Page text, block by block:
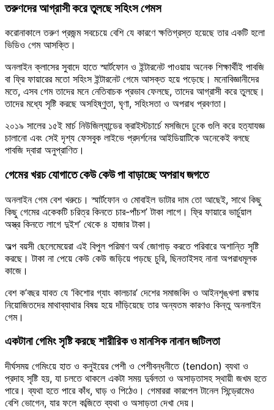
তরুণদের আগ্রাসী করে তুলছে সহিংস গেমস
করোনাকালে তরুণ প্রজন্ম সবচেয়ে বেশি যে কারণে ক্ষতিগ্রস্ত হয়েছে তার একটি হলো
ভিডিও গেম আসক্তি।
অনলাইন ক্লাসের সুবাদে হাতে স্মার্টফোন ও ইন্টারনেট পাওয়ায় অনেক শিক্ষার্থীই পাবজি
বা ফ্রি ফায়ারের মতো সহিংস ইন্টারনেট গেমে আসক্ত হয়ে পড়েছে। মনোবিজ্ঞানীদের
মতে, এসব গেম তাদের মনে নেতিবাচক প্রভাব ফেলছে, তাদের আগ্রাসী করে তুলছে।
তাদের মধ্যে সৃষ্টি করছে অসহিষ্ণুতা, ঘৃণা, সহিংসতা ও অপরাধ প্রবণতা।
২০১৯ সালের ১৫ই মার্চ নিউজিল্যান্ডের ক্রাইস্টচার্চে মসজিদে ঢুকে গুলি করে হত্যাযজ্ঞ
চালানো এবং সেই দৃশ্য ফেসবুক লাইভে প্রদর্শনের আইডিয়াটিকে অনেকেই বলছে
পাবজি দ্বারা অনুপ্রাণিত।
গেমের খরচ যোগাতে কেউ কেউ পা বাড়াচ্ছে অপরাধ জগতে
অনলাইন গেম বেশ খরুচে। স্মার্টফোন ও মোবাইল ডাটার দাম তো আছেই, সাথে কিছু
কিছু গেমের একেকটি চরিত্র কিনতে চার-পাঁচশ’ টাকা লাগে। ফ্রি ফায়ারে ভার্চুয়াল
অস্ত্র কিনতে লাগে দুইশ’ থেকে ৪ হাজার টাকা।
অল্প বয়সী ছেলেমেয়েরা এই বিপুল পরিমাণ অর্থ জোগাড় করতে পরিবারে অশান্তি সৃষ্টি
করছে। টাকা না পেয়ে কেউ কেউ জড়িয়ে পড়ছে চুরি, ছিনতাইসহ নানা অপরাধমূলক
কাজে।
বেশ ক’বছর যাবত যে ‘কিশোর গ্যাং কালচার’ দেশের সমাজবিদ ও আইনশৃঙ্খলা রক্ষায়
নিয়োজিতদের মাথাব্যাথার বিষয় হয়ে দাঁড়িয়েছে তার অন্যতম কারণও কিন্তু অনলাইন
গেম।
একটানা গেমিং সৃষ্টি করছে শারীরিক ও মানসিক নানান জটিলতা
দীর্ঘসময় গেমিংয়ে হাত ও কনুইয়ের পেশী ও পেশীবন্ধনীতে (tendon) ব্যথা ও
প্রদাহ সৃষ্টি হয়, যা চলতে থাকলে একটা সময় দুর্বলতা ও অসাড়তাসহ স্থায়ী জখম হতে
পারে। ব্যথা হতে পারে কাঁধ, ঘাড় ও পিঠেও। গেমাররা কারপেল টানেল সিন্ড্রোমেও
বেশি ভোগেন, যার ফলে কব্জিতে ব্যথা ও অসাড়তা দেখা দেয়।